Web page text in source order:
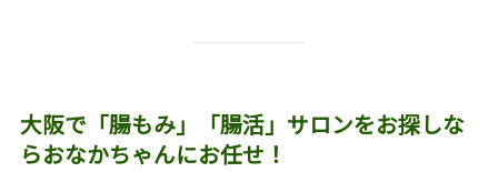
大阪で「腸もみ」「腸活」サロンをお探しな
らおなかちゃんにお任せ！